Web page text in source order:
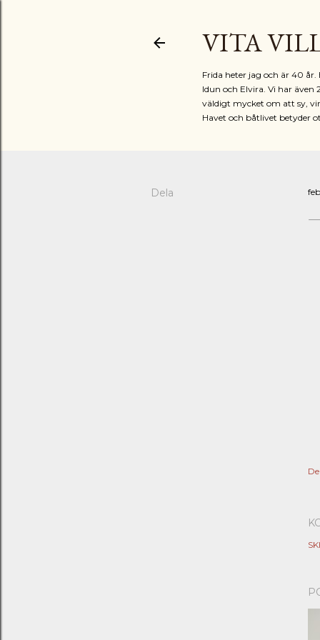
VITA
Frida heter jag och är 40
Idun och Elvira. Vi har
väldigt mycket om att sy,
Havet och båtlivet betyder
Dela